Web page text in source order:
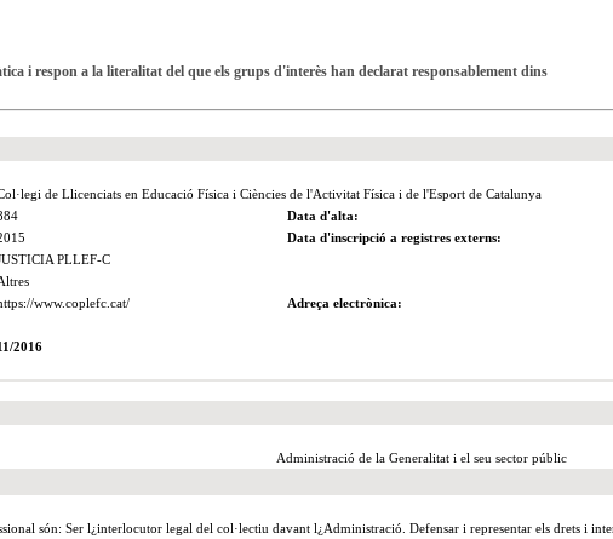
i respon a la literalitat del que els grups d'interès han declarat responsablement dins
de Llicenciats en Educació Física i Ciències de l'Activitat Física i de l'Esport de Catalunya
Data d'alta:
Data d'inscripció a registres externs:
PLLEF-C
www.coplefc.cat/ Adreça electrònica:
2016
Administració de la Generalitat i el seu sector públic
són: Ser l¿interlocutor legal del col·lectiu davant l¿Administració. Defensar i representar els drets i